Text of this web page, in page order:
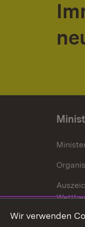
Wir verwenden